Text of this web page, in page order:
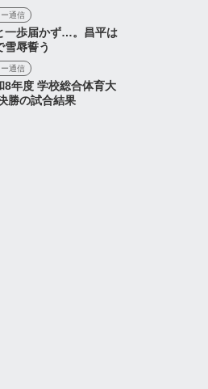
通信
一歩届かず…。昌平は
雪辱誓う
通信
8年度 学校総合体育大
勝の試合結果